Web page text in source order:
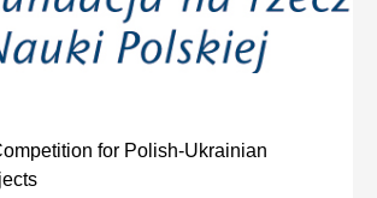
for Polish-Ukrainian